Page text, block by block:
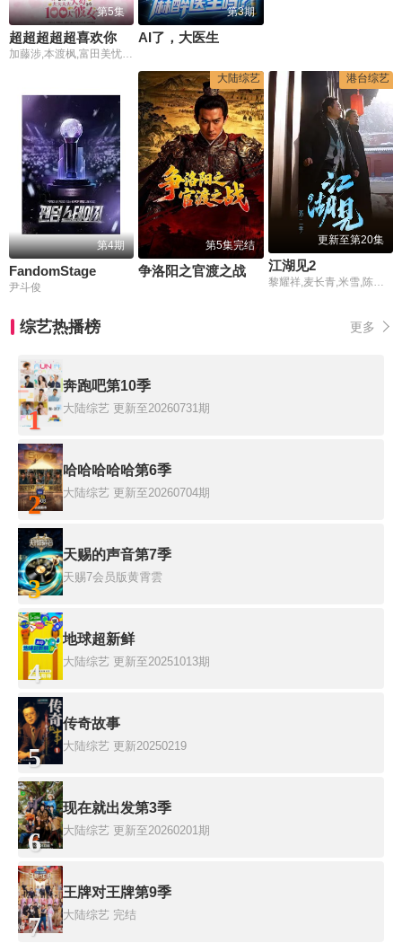
第5集
超超超超超喜欢你的100个女朋友第三季
加藤涉,本渡枫,富田美忧,长绳麻理亚,濑户麻沙美,朝井彩加,上坂堇,进藤天音,三森铃子,高桥李依,Lynn,高尾奏音,石原夏织,竹达彩奈,千叶繁,上田祐司
第3期
AI了，大医生
第4期
FandomStage
尹斗俊
大陆综艺
第5集完结
争洛阳之官渡之战
港台综艺
更新至第20集
江湖见2
黎耀祥,麦长青,米雪,陈浩民,樊少皇,吕颂贤
综艺热播榜 更多
1
奔跑吧第10季
大陆综艺 更新至20260731期
2
哈哈哈哈哈第6季
大陆综艺 更新至20260704期
3
天赐的声音第7季
天赐7会员版黄霄雲
4
地球超新鲜
大陆综艺 更新至20251013期
5
传奇故事
大陆综艺 更新20250219
6
现在就出发第3季
大陆综艺 更新至20260201期
7
王牌对王牌第9季
大陆综艺 完结